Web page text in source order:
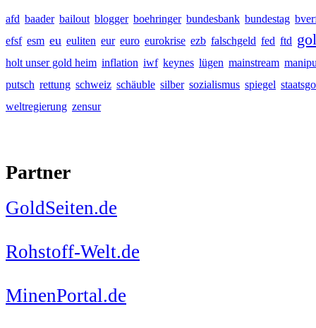
afd baader bailout blogger boehringer bundesbank bundestag
efsf esm eu euliten eur euro eurokrise ezb falschgeld fed ftd
holt unser gold heim inflation iwf keynes lügen mainstream
putsch rettung schweiz schäuble silber sozialismus spiegel
weltregierung zensur
Partner
GoldSeiten.de
Rohstoff-Welt.de
MinenPortal.de